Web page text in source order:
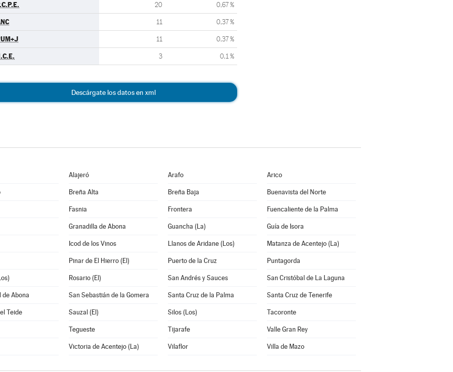
20 0,67 %
11 0,37 %
11 0,37 %
3 0,1 %
Descárgate los datos en xml
Alajeró Arafo Arico
Breña Alta Breña Baja Buenavista del Norte
Fasnia Frontera Fuencaliente de la Palma
Granadilla de Abona Guancha (La) Guía de Isora
Icod de los Vinos Llanos de Aridane (Los) Matanza de Acentejo (La)
Pinar de El Hierro (El) Puerto de la Cruz Puntagorda
Rosario (El) San Andrés y Sauces San Cristóbal de La Laguna
de Abona San Sebastián de la Gomera Santa Cruz de la Palma Santa Cruz de Tenerife
Teide Sauzal (El) Silos (Los) Tacoronte
Tegueste Tijarafe Valle Gran Rey
Victoria de Acentejo (La) Vilaflor Villa de Mazo